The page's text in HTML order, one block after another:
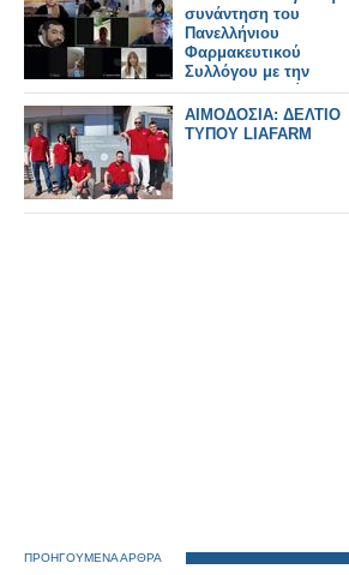
παλαιών.
συνάντηση του
Πανελλήνιου
Φαρμακευτικού
Συλλόγου με την
Ένωση Ασθενών
Ελλάδας
ΑΙΜΟΔΟΣΙΑ: ΔΕΛΤΙΟ
ΤΥΠΟΥ LIAFARM
ΠΡΟΗΓΟΥΜΕΝΑ ΑΡΘΡΑ